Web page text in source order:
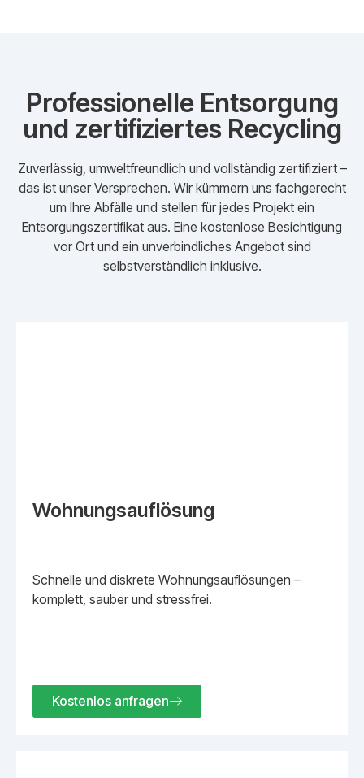
Professionelle Entsorgung
und zertifiziertes Recycling
Zuverlässig, umweltfreundlich und vollständig zertifiziert –
das ist unser Versprechen. Wir kümmern uns fachgerecht
um Ihre Abfälle und stellen für jedes Projekt ein
Entsorgungszertifikat aus. Eine kostenlose Besichtigung
vor Ort und ein unverbindliches Angebot sind
selbstverständlich inklusive.
Wohnungsauflösung
Schnelle und diskrete Wohnungsauflösungen –
komplett, sauber und stressfrei.
Kostenlos anfragen